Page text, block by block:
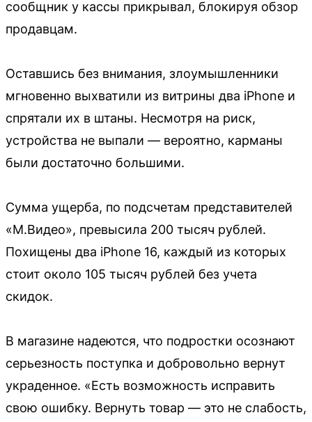
сообщник у кассы прикрывал, блокируя обзор
продавцам.
Оставшись без внимания, злоумышленники
мгновенно выхватили из витрины два iPhone и
спрятали их в штаны. Несмотря на риск,
устройства не выпали — вероятно, карманы
были достаточно большими.
Сумма ущерба, по подсчетам представителей
«М.Видео», превысила 200 тысяч рублей.
Похищены два iPhone 16, каждый из которых
стоит около 105 тысяч рублей без учета
скидок.
В магазине надеются, что подростки осознают
серьезность поступка и добровольно вернут
украденное. «Есть возможность исправить
свою ошибку. Вернуть товар — это не слабость,